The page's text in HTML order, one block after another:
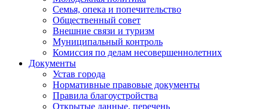
Семья, опека и попечительство
Общественный совет
Внешние связи и туризм
Муниципальный контроль
Комиссия по делам несовершеннолетних
Документы
Устав города
Нормативные правовые документы
Правила благоустройства
Открытые данные, перечень